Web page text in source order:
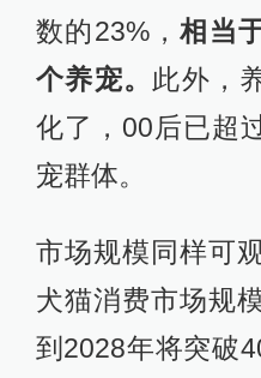
数的23%，相当
个养宠。 此外，
化了，00后已超
宠群体。
市场规模同样可
犬猫消费市场规
到2028年将突破